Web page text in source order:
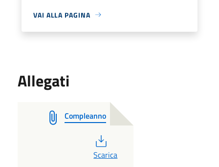
VAI ALLA PAGINA
Allegati
Compleanno
PDF
Scarica